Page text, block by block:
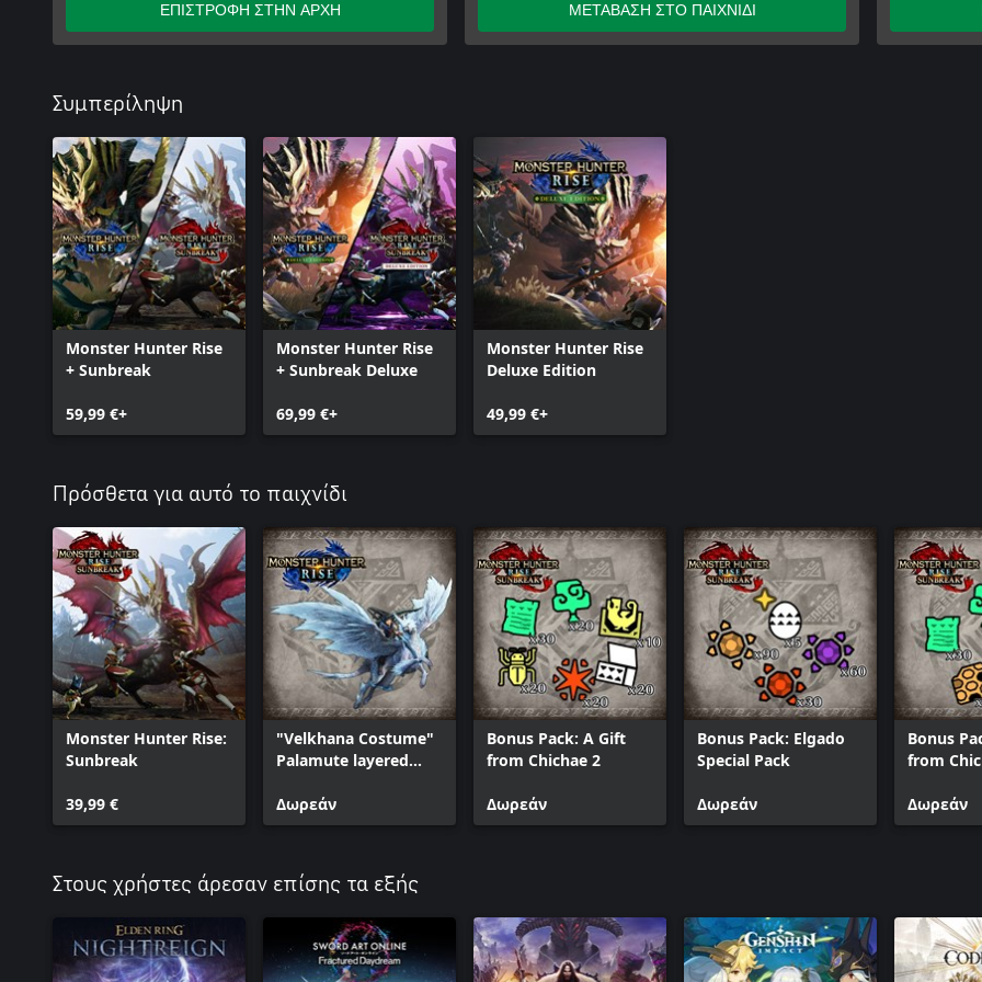
https://game.capcom.com/eula/drm/
ΕΠΙΣΤΡΟΦΗ ΣΤΗΝ ΑΡΧΗ
"Kamurai" Hunter layered armor set
"Kabuki" face paint
ΜΕΤΑΒΑΣΗ ΣΤΟ ΠΑΙΧΝΙΔΙ
Συμπερίληψη
Monster Hunter Rise
+ Sunbreak
59,99 €+
Monster Hunter Rise
+ Sunbreak Deluxe
69,99 €+
Monster Hunter Rise
Deluxe Edition
49,99 €+
Πρόσθετα για αυτό το παιχνίδι
Monster Hunter Rise:
Sunbreak
39,99 €
"Velkhana Costume"
Palamute layered
Δωρεάν
Bonus Pack: A Gift
from Chichae 2
Δωρεάν
Bonus Pack: Elgado
Special Pack
Δωρεάν
Bonus
from
Δωρεάν
Στους χρήστες άρεσαν επίσης τα εξής